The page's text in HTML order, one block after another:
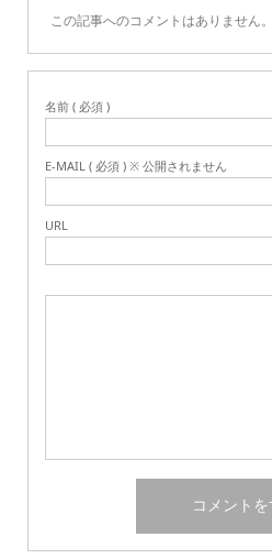
この記事へのコメントはありません。
名前 ( 必須 )
E-MAIL ( 必須 ) ※ 公開されません
URL